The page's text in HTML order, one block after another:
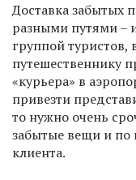
Доставка забытых
разными путями –
группой туристов,
путешественнику
«курьера» в
привезти
то нужно очень
забытые вещи и по
клиента.